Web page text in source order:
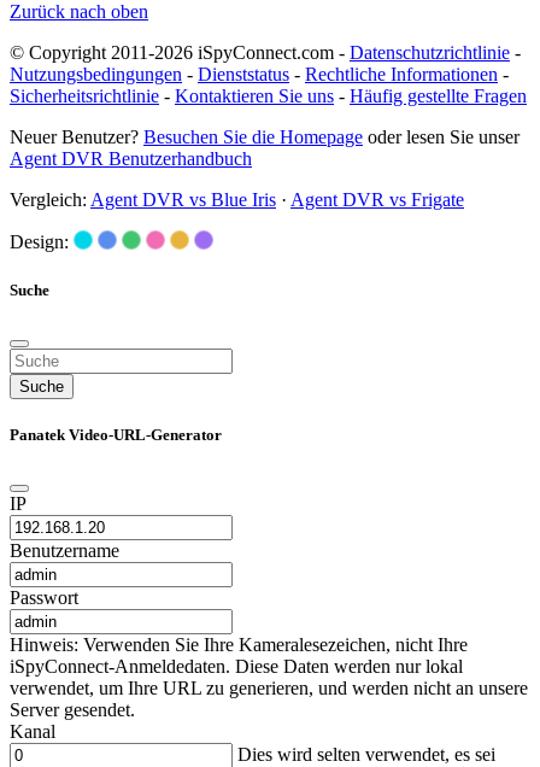
Zurück nach oben
© Copyright 2011-2026 iSpyConnect.com - Datenschutzrichtlinie -
Nutzungsbedingungen - Dienststatus - Rechtliche Informationen -
Sicherheitsrichtlinie - Kontaktieren Sie uns - Häufig gestellte Fragen
Neuer Benutzer? Besuchen Sie die Homepage oder lesen Sie unser
Agent DVR Benutzerhandbuch
Vergleich: Agent DVR vs Blue Iris · Agent DVR vs Frigate
Design:
Suche
Suche
Panatek Video-URL-Generator
IP
Benutzername
Passwort
Hinweis: Verwenden Sie Ihre Kameralesezeichen, nicht Ihre
iSpyConnect-Anmeldedaten. Diese Daten werden nur lokal
verwendet, um Ihre URL zu generieren, und werden nicht an unsere
Server gesendet.
Kanal
Dies wird selten verwendet, es sei